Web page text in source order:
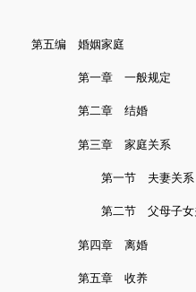
第五编 婚姻家庭
第一章 一般规定
第二章 结婚
第三章 家庭关系
第一节 夫妻关系
第二节 父母子女关系
第四章 离婚
第五章 收养